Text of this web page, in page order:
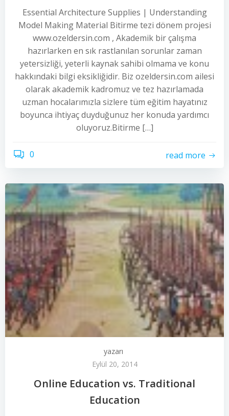
Essential Architecture Supplies | Understanding
Model Making Material Bitirme tezi dönem projesi
www.ozeldersin.com , Akademik bir çalışma
hazırlarken en sık rastlanılan sorunlar zaman
yetersizliği, yeterli kaynak sahibi olmama ve konu
hakkındaki bilgi eksikliğidir. Biz ozeldersin.com ailesi
olarak akademik kadromuz ve tez hazırlamada
uzman hocalarımızla sizlere tüm eğitim hayatınız
boyunca ihtiyaç duyduğunuz her konuda yardımcı
oluyoruz.Bitirme […]
0 read more
yazarı
Eylül 20, 2014
Online Education vs. Traditional
Education